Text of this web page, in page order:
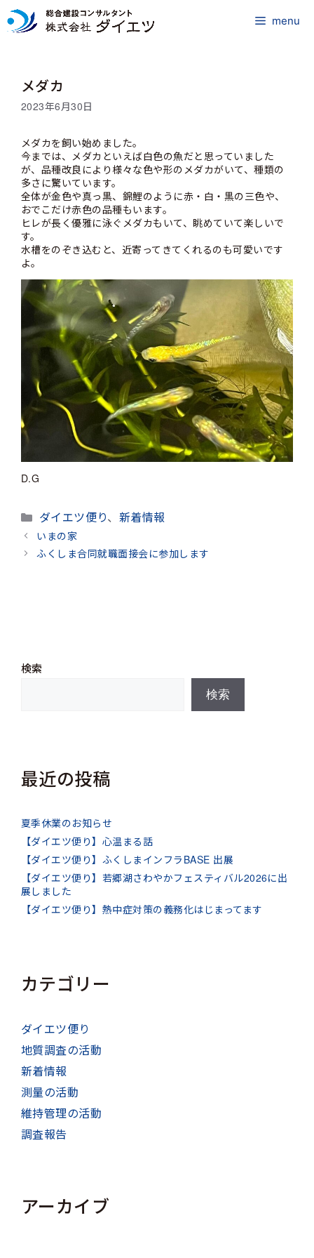
コ
ン
menu
メダカ
2023年6月30日
メダカを飼い始めました。
今までは、メダカといえば白色の魚だと思っていました
が、品種改良により様々な色や形のメダカがいて、種類の
多さに驚いています。
全体が金色や真っ黒、錦鯉のように赤・白・黒の三色や、
おでこだけ赤色の品種もいます。
ヒレが長く優雅に泳ぐメダカもいて、眺めていて楽しいで
す。
水槽をのぞき込むと、近寄ってきてくれるのも可愛いです
よ。
D.G
カ
テ
ゴ
ダイエツ便り、 新着情報
いまの家
ふくしま合同就職面接会に参加します
検索
検索
最近の投稿
夏季休業のお知らせ
【ダイエツ便り】心温まる話
【ダイエツ便り】ふくしまインフラBASE 出展
【ダイエツ便り】若郷湖さわやかフェスティバル2026に出
展しました
【ダイエツ便り】熱中症対策の義務化はじまってます
カテゴリー
ダイエツ便り
地質調査の活動
新着情報
測量の活動
維持管理の活動
調査報告
アーカイブ